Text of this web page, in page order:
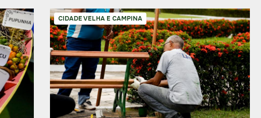
CIDADE VELHA E CAMPINA